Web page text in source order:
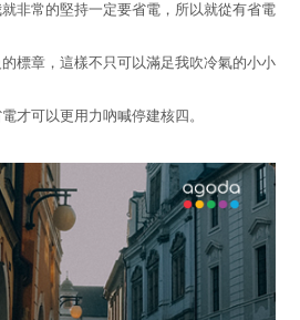
非常的堅持一定要省電，所以就從有省電
標章，這樣不只可以滿足我吹冷氣的小小
才可以更用力吶喊停建核四。